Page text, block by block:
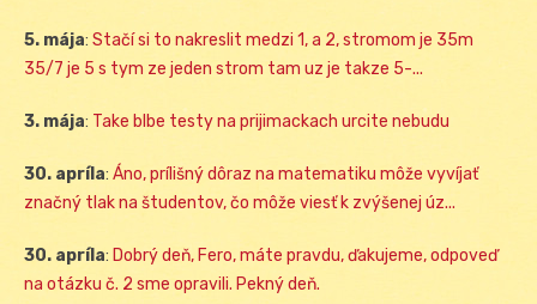
5. mája: Stačí si to nakreslit medzi 1, a 2, stromom je 35m
35/7 je 5 s tym ze jeden strom tam uz je takze 5-...
3. mája: Take blbe testy na prijimackach urcite nebudu
30. apríla: Áno, prílišný dôraz na matematiku môže vyvíjať
značný tlak na študentov, čo môže viesť k zvýšenej úz...
30. apríla: Dobrý deň, Fero, máte pravdu, ďakujeme, odpoveď
na otázku č. 2 sme opravili. Pekný deň.